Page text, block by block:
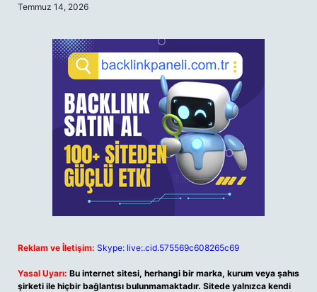
Temmuz 14, 2026
Reklam ve İletişim: Skype: live:.cid.575569c608265c69
Yasal Uyarı: Bu internet sitesi, herhangi bir marka, kurum veya şahıs
şirketi ile hiçbir bağlantısı bulunmamaktadır. Sitede yalnızca kendi